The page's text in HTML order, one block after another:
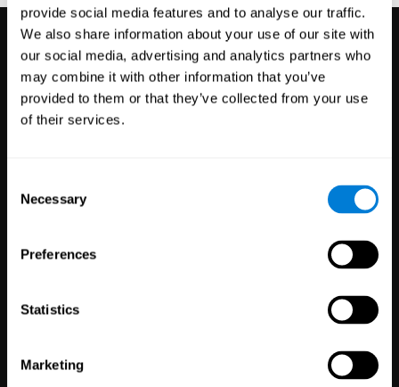
provide social media features and to analyse our traffic.
We also share information about your use of our site with
our social media, advertising and analytics partners who
may combine it with other information that you’ve
provided to them or that they’ve collected from your use
of their services.
Selection
Necessary
Preferences
Statistics
Marketing
Découvrir CogniFit
Offrez notre technologie de santé
cérébrale à vos patients, étudiants,